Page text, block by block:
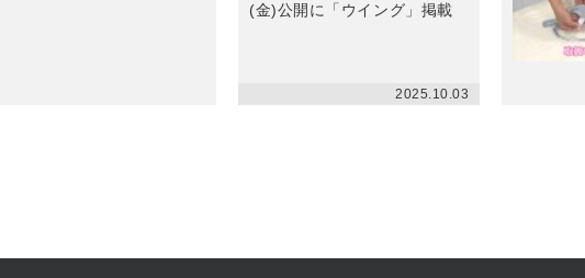
(金)公開に「ウイング」掲載
2025.10.03